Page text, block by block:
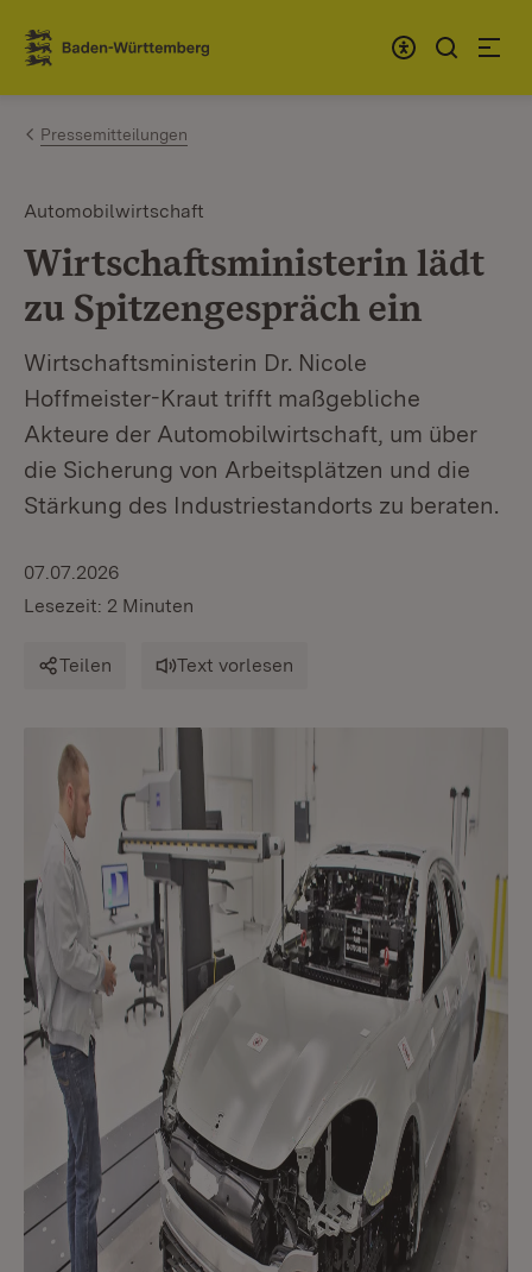
Zum Inhalt springen
Link zur Startseite
Pressemitteilungen
Automobilwirtschaft
Wirtschaftsministerin lädt
zu Spitzengespräch ein
Wirtschaftsministerin Dr. Nicole
Hoffmeister-Kraut trifft maßgebliche
Akteure der Automobilwirtschaft, um über
die Sicherung von Arbeitsplätzen und die
Stärkung des Industriestandorts zu beraten.
07.07.2026
Lesezeit: 2 Minuten
Teilen Text vorlesen